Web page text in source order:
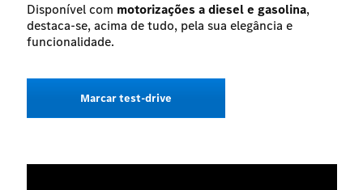
- Selecione um concessionário -
Disponível com motorizações a diesel e gasolina,
destaca-se, acima de tudo, pela sua elegância e
funcionalidade.
Marcar test-drive